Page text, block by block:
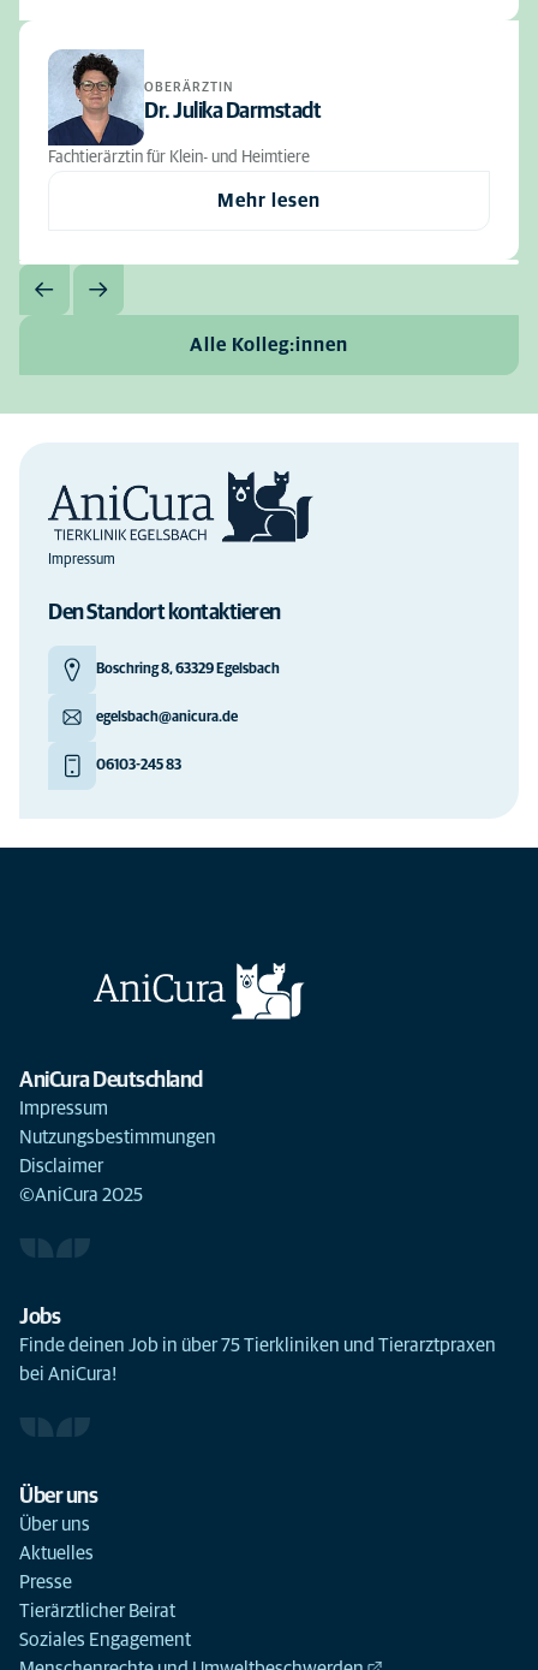
OBERÄRZTIN
Dr. Julika Darmstadt
Fachtierärztin für Klein- und Heimtiere
Mehr lesen
Alle Kolleg:innen
Impressum
Den Standort kontaktieren
Boschring 8, 63329 Egelsbach
egelsbach@anicura.de
06103-245 83
AniCura Deutschland
Impressum
Nutzungsbestimmungen
Disclaimer
©AniCura 2025
Jobs
Finde deinen Job in über 75 Tierkliniken und Tierarztpraxen
bei AniCura!
Über uns
Über uns
Aktuelles
Presse
Tierärztlicher Beirat
Soziales Engagement